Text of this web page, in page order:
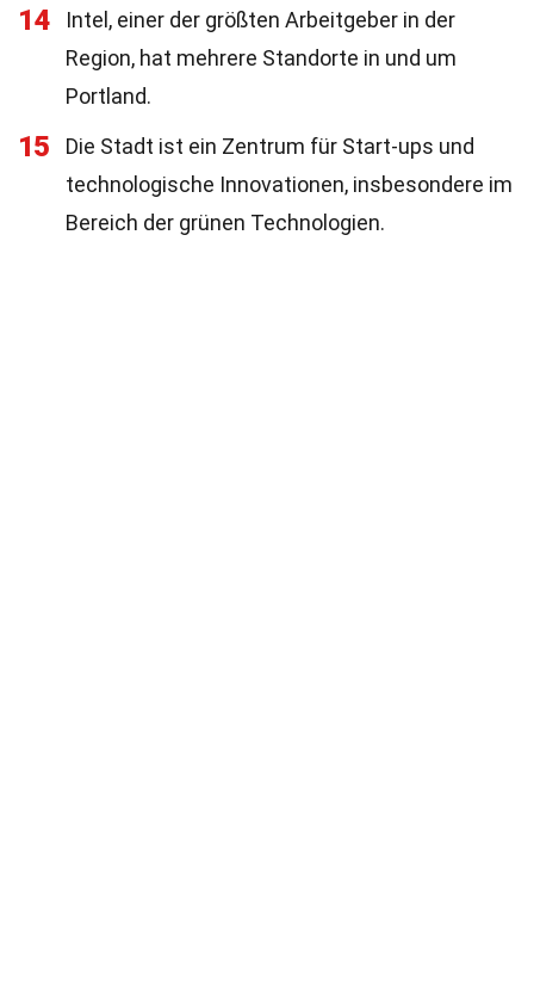
14
Intel, einer der größten Arbeitgeber in der
Region, hat mehrere Standorte in und um
Portland.
15
Die Stadt ist ein Zentrum für Start-ups und
technologische Innovationen, insbesondere im
Bereich der grünen Technologien.